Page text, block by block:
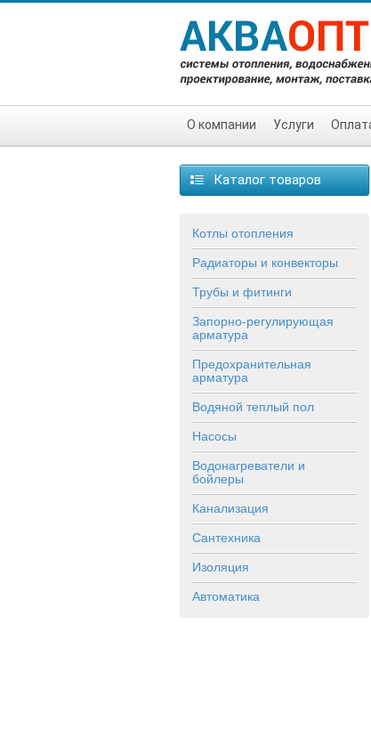
О компании Услуги
Каталог товаров
Котлы отопления
Радиаторы и конвекторы
Трубы и фитинги
Запорно-регулирующая
арматура
Предохранительная
арматура
Водяной теплый пол
Насосы
Водонагреватели и
бойлеры
Канализация
Сантехника
Изоляция
Автоматика